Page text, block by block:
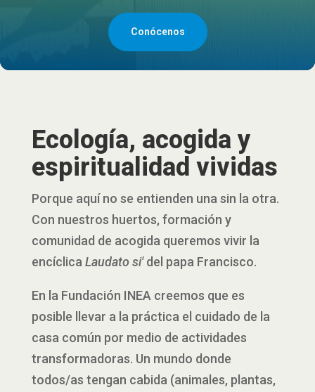
Conócenos
Ecología, acogida y
espiritualidad vividas
Porque aquí no se entienden una sin la otra.
Con nuestros huertos, formación y
comunidad de acogida queremos vivir la
encíclica Laudato si'del papa Francisco.
En la Fundación INEA creemos que es
posible llevar a la práctica el cuidado de la
casa común por medio de actividades
transformadoras. Un mundo donde
todos/as tengan cabida (animales, plantas,